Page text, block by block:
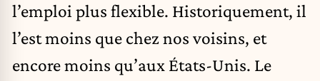
l’emploi plus flexible. Historiquement, il
l’est moins que chez nos voisins, et
encore moins qu’aux États-Unis. Le